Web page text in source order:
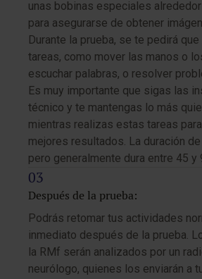
unas bobinas especiales
para asegurarse de obtener
Durante la prueba, se te pedirá
tareas, como mover las manos o
escuchar palabras, o resolver
Es muy importante que sigas las
técnico y te mantengas lo más
mientras realizas estas tareas
mejores resultados. La duración
pero generalmente dura entre 45 y
Después de la prueba:
Podrás retomar tus actividades
inmediato después de la prueba.
la RMf serán analizados por un
neurólogo, quienes los enviarán a